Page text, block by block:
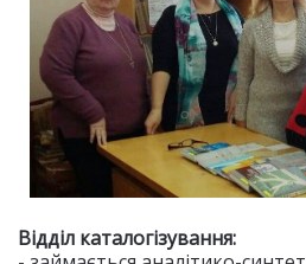
Відділ каталогізування: